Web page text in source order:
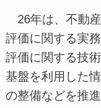
26年は、不動
評価に関する実
評価に関する技
基盤を利用した
の整備などを推